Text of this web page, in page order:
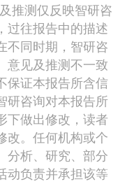
推测仅反映智研咨
过往报告中的描述
不同时期，智研咨
意见及推测不一致
保证本报告所含信
研咨询对本报告所
下做出修改，读者
改。任何机构或个
分析、研究、部分
动负责并承担该等